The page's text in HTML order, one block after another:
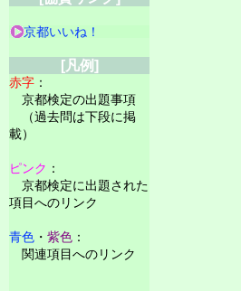
京都いいね！
[凡例]
赤字 ：
京都検定の出題事項
（過去問は下段に掲
載）
ピンク ：
京都検定に出題された
項目へのリンク
青色 ・ 紫色 ：
関連項目へのリンク